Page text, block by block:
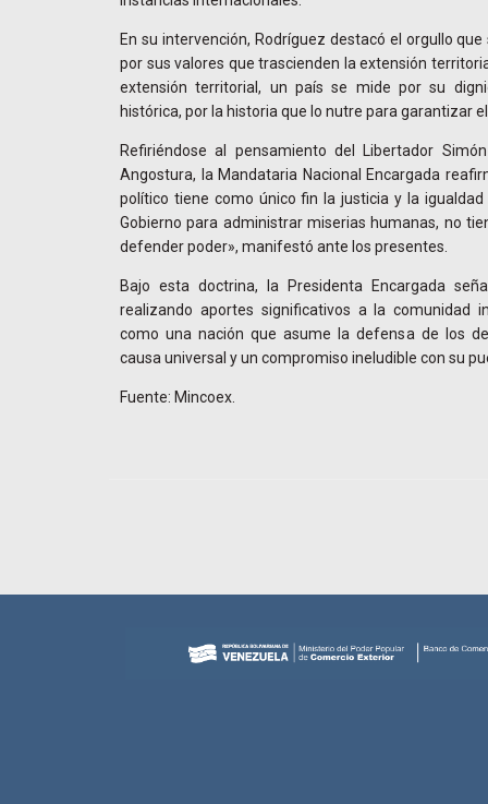
En su intervención, Rodríguez destacó el orgullo
por sus valores que trascienden la extensión
extensión territorial, un país se mide por su
histórica, por la historia que lo nutre para garantizar
Refiriéndose al pensamiento del Libertador
Angostura, la Mandataria Nacional Encargada
político tiene como único fin la justicia y la
Gobierno para administrar miserias humanas, no
defender poder», manifestó ante los presentes.
Bajo esta doctrina, la Presidenta Encargada
realizando aportes significativos a la comunidad
como una nación que asume la defensa de los
causa universal y un compromiso ineludible con su
Fuente: Mincoex.